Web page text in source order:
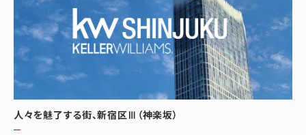
人々を魅了する街、新宿区Ⅲ（神楽坂）